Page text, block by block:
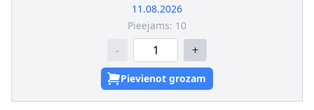
11.08.2026
Pieejams: 10
- +
Pievienot grozam